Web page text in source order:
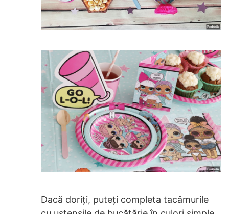
Dacă doriți, puteți completa tacâmurile